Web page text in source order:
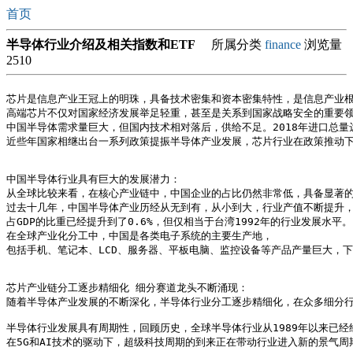
首页
半导体行业介绍及相关指数和ETF 所属分类 finance 浏览量
2510
芯片是信息产业王冠上的明珠，具备技术密集和资本密集特性，是信息产业
高端芯片不仅对国家经济发展举足轻重，甚至是关系到国家战略安全的重要
中国半导体需求量巨大，但国内技术相对落后，供给不足。2018年进口总
近些年国家相继出台一系列政策提振半导体产业发展，芯片行业在政策推动
中国半导体行业具有巨大的发展潜力：
从全球比较来看，在核心产业链中，中国企业的占比仍然非常低，具备显著
过去十几年，中国半导体产业历经从无到有，从小到大，行业产值不断提升
占GDP的比重已经提升到了0.6%，但仅相当于台湾1992年的行业发展水平。
在全球产业化分工中，中国是各类电子系统的主要生产地，
包括手机、笔记本、LCD、服务器、平板电脑、监控设备等产品产量巨大，
芯片产业链分工逐步精细化 细分赛道龙头不断涌现：
随着半导体产业发展的不断深化，半导体行业分工逐步精细化，在众多细分
半导体行业发展具有周期性，回顾历史，全球半导体行业从1989年以来已经
在5G和AI技术的驱动下，超级科技周期的到来正在带动行业进入新的景气周